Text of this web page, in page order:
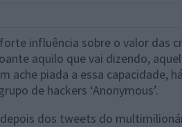
influência sobre o valor das
aquilo que vai dizendo,
ache piada a essa capacidade,
de hackers ‘Anonymous’.
dos tweets do